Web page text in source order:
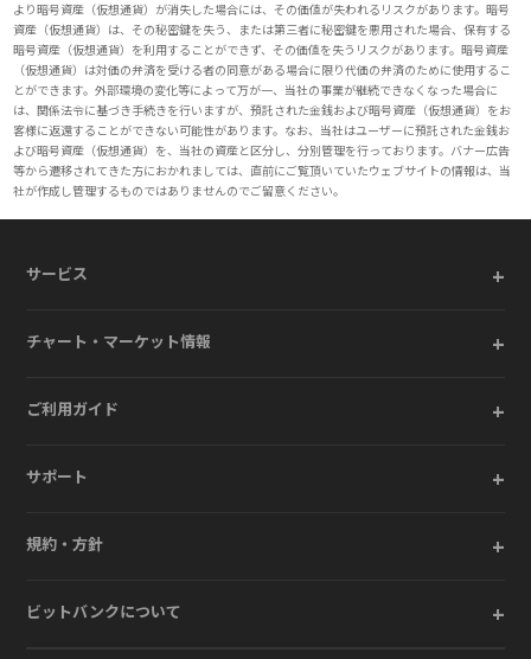
より暗号資産（仮想通貨）が消失した場合には、その価値が失われるリスクがあります。暗号
資産（仮想通貨）は、その秘密鍵を失う、または第三者に秘密鍵を悪用された場合、保有する
暗号資産（仮想通貨）を利用することができず、その価値を失うリスクがあります。暗号資産
（仮想通貨）は対価の弁済を受ける者の同意がある場合に限り代価の弁済のために使用するこ
とができます。外部環境の変化等によって万が一、当社の事業が継続できなくなった場合に
は、関係法令に基づき手続きを行いますが、預託された金銭および暗号資産（仮想通貨）をお
客様に返還することができない可能性があります。なお、当社はユーザーに預託された金銭お
よび暗号資産（仮想通貨）を、当社の資産と区分し、分別管理を行っております。バナー広告
等から遷移されてきた方におかれましては、直前にご覧頂いていたウェブサイトの情報は、当
社が作成し管理するものではありませんのでご留意ください。
サービス +
チャート・マーケット情報 +
ご利用ガイド +
サポート +
規約・方針 +
ビットバンクについて +